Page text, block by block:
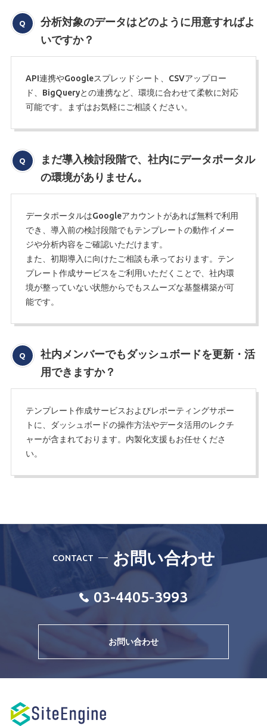
分析対象のデータはどのように用意すればよ
いですか？
API連携やGoogleスプレッドシート、CSVアップロー
ド、BigQueryとの連携など、環境に合わせて柔軟に対応
可能です。まずはお気軽にご相談ください。
まだ導入検討段階で、社内にデータポータル
の環境がありません。
データポータルはGoogleアカウントがあれば無料で利用
でき、導入前の検討段階でもテンプレートの動作イメー
ジや分析内容をご確認いただけます。
また、初期導入に向けたご相談も承っております。テン
プレート作成サービスをご利用いただくことで、社内環
境が整っていない状態からでもスムーズな基盤構築が可
能です。
社内メンバーでもダッシュボードを更新・活
用できますか？
テンプレート作成サービスおよびレポーティングサポー
トに、ダッシュボードの操作方法やデータ活用のレクチ
ャーが含まれております。内製化支援もお任せくださ
い。
CONTACT お問い合わせ
03-4405-3993
お問い合わせ